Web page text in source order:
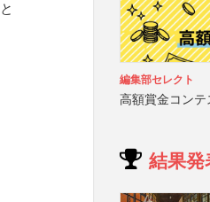
編集部セレクト
高額賞金コンテ
結果発